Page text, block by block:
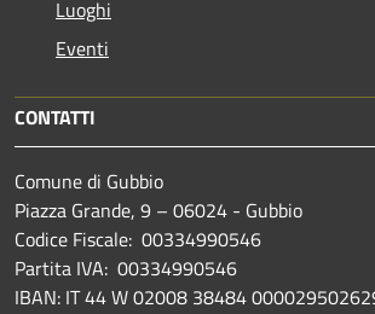
Luoghi
Eventi
CONTATTI
Comune di Gubbio
Piazza Grande, 9 – 06024 - Gubbio
Codice Fiscale: 00334990546
Partita IVA: 00334990546
IBAN: IT 44 W 02008 38484